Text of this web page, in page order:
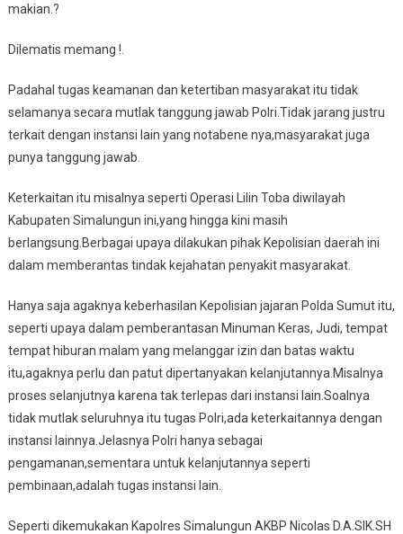
makian.?
Dilematis memang !.
Padahal tugas keamanan dan ketertiban masyarakat itu tidak
selamanya secara mutlak tanggung jawab Polri.Tidak jarang justru
terkait dengan instansi lain yang notabene nya,masyarakat juga
punya tanggung jawab.
Keterkaitan itu misalnya seperti Operasi Lilin Toba diwilayah
Kabupaten Simalungun ini,yang hingga kini masih
berlangsung.Berbagai upaya dilakukan pihak Kepolisian daerah ini
dalam memberantas tindak kejahatan penyakit masyarakat.
Hanya saja agaknya keberhasilan Kepolisian jajaran Polda Sumut itu,
seperti upaya dalam pemberantasan Minuman Keras, Judi, tempat
tempat hiburan malam yang melanggar izin dan batas waktu
itu,agaknya perlu dan patut dipertanyakan kelanjutannya.Misalnya
proses selanjutnya karena tak terlepas dari instansi lain.Soalnya
tidak mutlak seluruhnya itu tugas Polri,ada keterkaitannya dengan
instansi lainnya.Jelasnya Polri hanya sebagai
pengamanan,sementara untuk kelanjutannya seperti
pembinaan,adalah tugas instansi lain.
Seperti dikemukakan Kapolres Simalungun AKBP Nicolas D.A.SIK.SH